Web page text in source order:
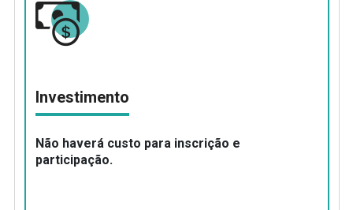
Investimento
Não haverá custo para inscrição e
participação.